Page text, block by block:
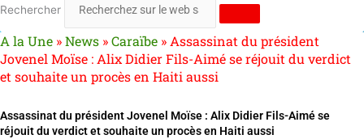
Rechercher
A la Une »News »Caraïbe »Assassinat du président
Jovenel Moïse : Alix Didier Fils-Aimé se réjouit du verdict
et souhaite un procès en Haiti aussi
Assassinat du président Jovenel Moïse : Alix Didier Fils-Aimé se
réjouit du verdict et souhaite un procès en Haiti aussi